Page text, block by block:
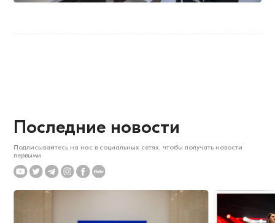
Последние новости
Подписывайтесь на нас в социальных сетях, чтобы получать новости
первыми